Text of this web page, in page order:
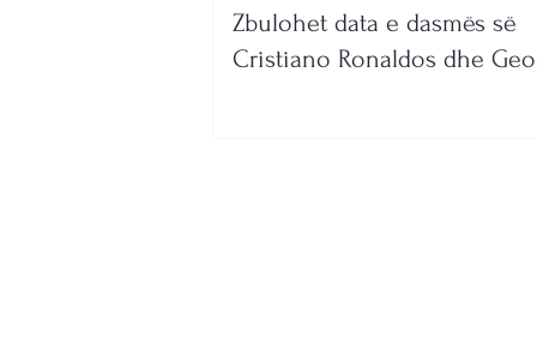
Zbulohet data e dasmës së
Cristiano Ronaldos dhe